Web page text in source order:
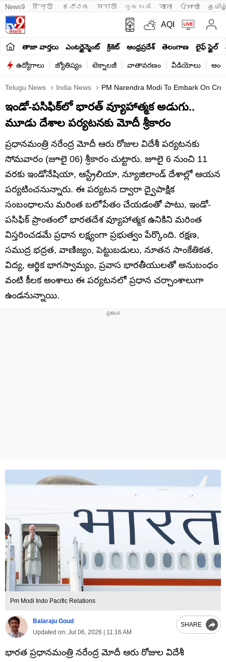
News9 हिन्दी ಕನ್ನಡ मराठी ગુજરાતી বাংলা ਪੰਜਾਬੀ
AQI
తాజా వార్తలు ఎంటర్టైన్మెంట్ క్రికెట్ ఆంధ్రప్రదేశ్ తెలంగాణ లైఫ్ స్టైల్
ఉద్యోగాలు జ్యోతిష్యం టెక్నాలజీ వాతావరణం వీడియోలు
Telugu News India News PM Narendra Modi To Embark On
ఇండో-పసిఫిక్‌లో భారత్ వ్యూహాత్మక అడుగు..
మూడు దేశాల పర్యటనకు మోదీ శ్రీకారం
ప్రధానమంత్రి నరేంద్ర మోదీ ఆరు రోజుల విదేశీ పర్యటనకు
సోమవారం (జూలై 06) శ్రీకారం చుట్టారు. జూలై 6 నుంచి 11
వరకు ఇండోనేషియా, ఆస్ట్రేలియా, న్యూజిలాండ్ దేశాల్లో ఆయన
పర్యటించనున్నారు. ఈ పర్యటన ద్వారా ద్వైపాక్షిక
సంబంధాలను మరింత బలోపేతం చేయడంతో పాటు, ఇండో-
పసిఫిక్ ప్రాంతంలో భారతదేశ వ్యూహాత్మక ఉనికిని మరింత
విస్తరించడమే ప్రధాన లక్ష్యంగా ప్రభుత్వం పేర్కొంది. రక్షణ,
సముద్ర భద్రత, వాణిజ్యం, పెట్టుబడులు, నూతన సాంకేతికత,
విద్య, ఆర్థిక భాగస్వామ్యం, ప్రవాస భారతీయులతో అనుబంధం
వంటి కీలక అంశాలు ఈ పర్యటనలో ప్రధాన చర్చాంశాలుగా
ఉండనున్నాయి.
Pm Modi Indo Pacific Relations
Balaraju Goud
Updated on: Jul 06, 2026 | 11:16 AM
SHARE
భారత ప్రధానమంత్రి నరేంద్ర మోదీ ఆరు రోజుల విదేశీ